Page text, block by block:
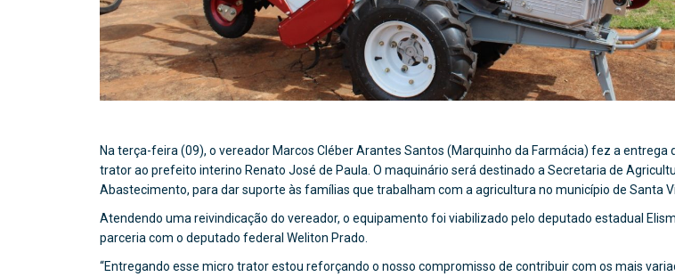
Na terça-feira (09), o vereador Marcos Cléber Arantes Santos (Marquinho da Farmácia) fez a entrega
trator ao prefeito interino Renato José de Paula. O maquinário será destinado a Secretaria de
Abastecimento, para dar suporte às famílias que trabalham com a agricultura no município de Santa
Atendendo uma reivindicação do vereador, o equipamento foi viabilizado pelo deputado estadual
parceria com o deputado federal Weliton Prado.
“Entregando esse micro trator estou reforçando o nosso compromisso de contribuir com os mais